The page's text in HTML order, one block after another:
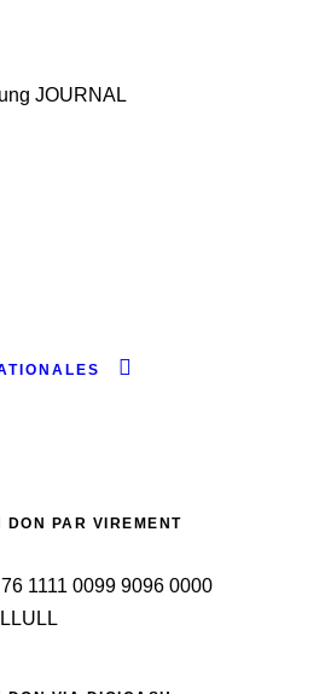
JOURNAL
DON PAR VIREMENT
76 1111 0099 9096 0000